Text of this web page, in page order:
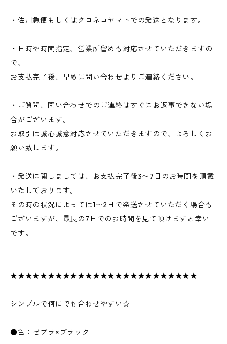
・佐川急便もしくはクロネコヤマトでの発送となります。
・日時や時間指定、営業所留めも対応させていただきますの
で、
お支払完了後、早めに問い合わせよりご連絡ください。
・ご質問、問い合わせでのご連絡はすぐにお返事できない場
合がございます。
お取引は誠心誠意対応させていただきますので、よろしくお
願い致します。
・発送に関しましては、お支払完了後3〜7日のお時間を頂戴
いたしております。
その時の状況によっては1〜2日で発送させていただく場合も
ございますが、最長の7日でのお時間を見て頂けますと幸い
です。
★★★★★★★★★★★★★★★★★★★★★★★★★
シンプルで何にでも合わせやすい☆
●色：ゼブラ×ブラック